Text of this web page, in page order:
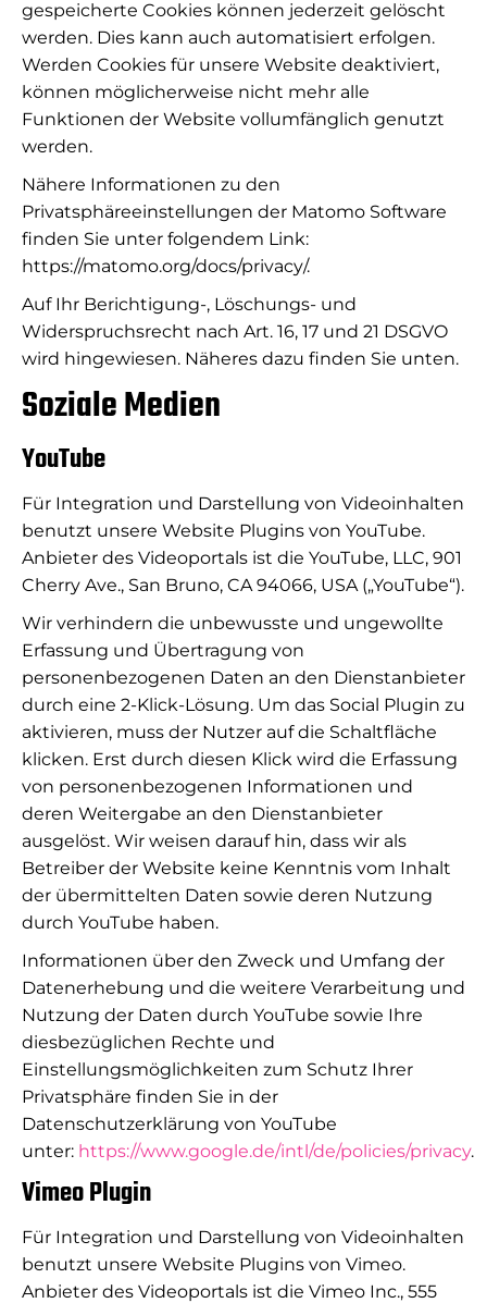
gespeicherte Cookies können jederzeit gelöscht
werden. Dies kann auch automatisiert erfolgen.
Werden Cookies für unsere Website deaktiviert,
können möglicherweise nicht mehr alle
Funktionen der Website vollumfänglich genutzt
werden.
Nähere Informationen zu den
Privatsphäreeinstellungen der Matomo Software
finden Sie unter folgendem Link:
https://matomo.org/docs/privacy/.
Auf Ihr Berichtigung-, Löschungs- und
Widerspruchsrecht nach Art. 16, 17 und 21 DSGVO
wird hingewiesen. Näheres dazu finden Sie unten.
Soziale Medien
YouTube
Für Integration und Darstellung von Videoinhalten
benutzt unsere Website Plugins von YouTube.
Anbieter des Videoportals ist die YouTube, LLC, 901
Cherry Ave., San Bruno, CA 94066, USA („YouTube“).
Wir verhindern die unbewusste und ungewollte
Erfassung und Übertragung von
personenbezogenen Daten an den Dienstanbieter
durch eine 2-Klick-Lösung. Um das Social Plugin zu
aktivieren, muss der Nutzer auf die Schaltfläche
klicken. Erst durch diesen Klick wird die Erfassung
von personenbezogenen Informationen und
deren Weitergabe an den Dienstanbieter
ausgelöst. Wir weisen darauf hin, dass wir als
Betreiber der Website keine Kenntnis vom Inhalt
der übermittelten Daten sowie deren Nutzung
durch YouTube haben.
Informationen über den Zweck und Umfang der
Datenerhebung und die weitere Verarbeitung und
Nutzung der Daten durch YouTube sowie Ihre
diesbezüglichen Rechte und
Einstellungsmöglichkeiten zum Schutz Ihrer
Privatsphäre finden Sie in der
Datenschutzerklärung von YouTube
unter: https://www.google.de/intl/de/policies/privacy.
Vimeo Plugin
Für Integration und Darstellung von Videoinhalten
benutzt unsere Website Plugins von Vimeo.
Anbieter des Videoportals ist die Vimeo Inc., 555